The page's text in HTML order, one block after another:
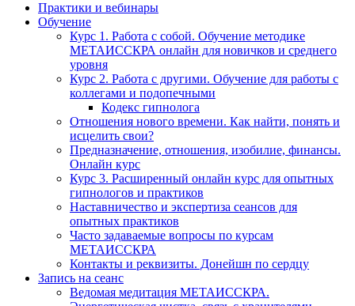
Практики и вебинары
Обучение
Курс 1. Работа с собой. Обучение методике
МЕТАИССКРА онлайн для новичков и среднего
уровня
Курс 2. Работа с другими. Обучение для работы с
коллегами и подопечными
Кодекс гипнолога
Отношения нового времени. Как найти, понять и
исцелить свои?
Предназначение, отношения, изобилие, финансы.
Онлайн курс
Курс 3. Расширенный онлайн курс для опытных
гипнологов и практиков
Наставничество и экспертиза сеансов для
опытных практиков
Часто задаваемые вопросы по курсам
МЕТАИССКРА
Контакты и реквизиты. Донейшн по сердцу
Запись на сеанс
Ведомая медитация МЕТАИССКРА.